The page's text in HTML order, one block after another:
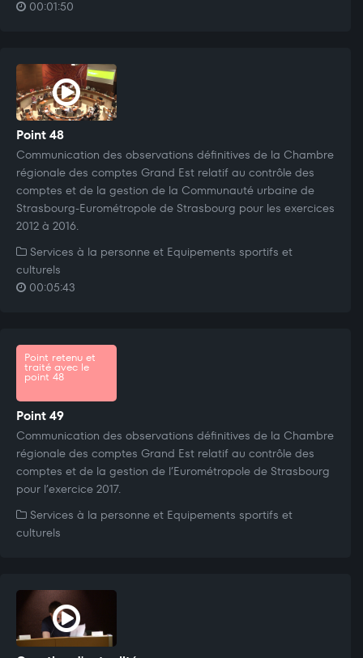
00:01:50
Point 48
Communication des observations définitives de la Chambre
régionale des comptes Grand Est relatif au contrôle des
comptes et de la gestion de la Communauté urbaine de
Strasbourg-Eurométropole de Strasbourg pour les exercices
2012 à 2016.
Services à la personne et Equipements sportifs et
culturels
00:05:43
Point retenu et
traité avec le
point 48
Point 49
Communication des observations définitives de la Chambre
régionale des comptes Grand Est relatif au contrôle des
comptes et de la gestion de l’Eurométropole de Strasbourg
pour l’exercice 2017.
Services à la personne et Equipements sportifs et
culturels